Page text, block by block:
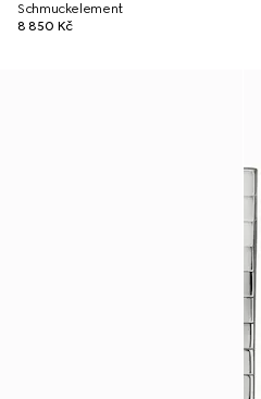
Schmuckelement
8 850 Kč